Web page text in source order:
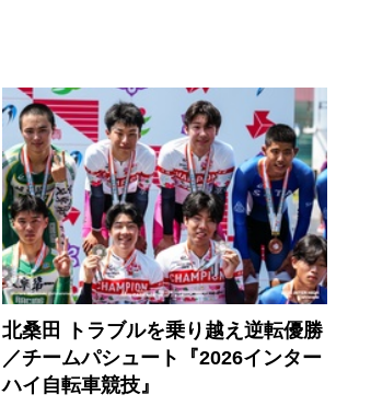
北桑田 トラブルを乗り越え逆転優勝
／チームパシュート『2026インター
ハイ自転車競技』